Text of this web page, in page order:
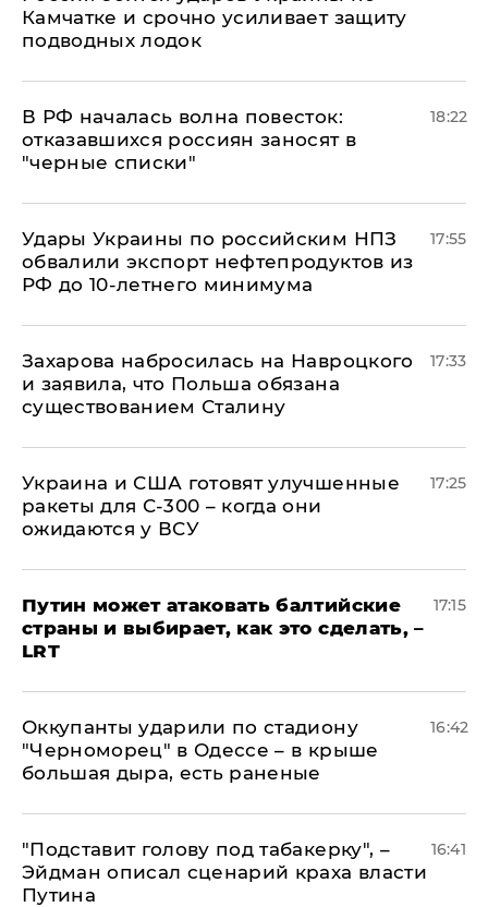
Камчатке и срочно усиливает защиту
подводных лодок
​В РФ началась волна повесток:
отказавшихся россиян заносят в
"черные списки"
18:22
Удары Украины по российским НПЗ
обвалили экспорт нефтепродуктов из
РФ до 10-летнего минимума
17:55
​Захарова набросилась на Навроцкого
и заявила, что Польша обязана
существованием Сталину
17:33
Украина и США готовят улучшенные
ракеты для С-300 – когда они
ожидаются у ВСУ
17:25
Путин может атаковать балтийские
страны и выбирает, как это сделать, –
LRT
17:15
Оккупанты ударили по стадиону
"Черноморец" в Одессе – в крыше
большая дыра, есть раненые
16:42
​"Подставит голову под табакерку", –
Эйдман описал сценарий краха власти
Путина
16:41